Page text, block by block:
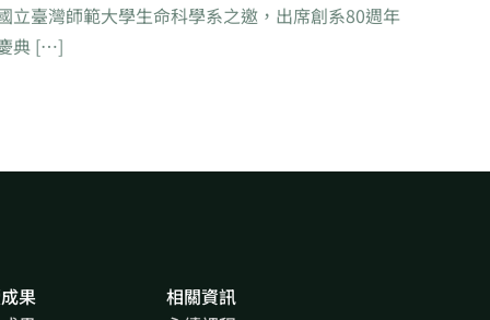
立臺灣師範大學生命科學系之邀，出席創系80週年
典 […]
果
相關資訊